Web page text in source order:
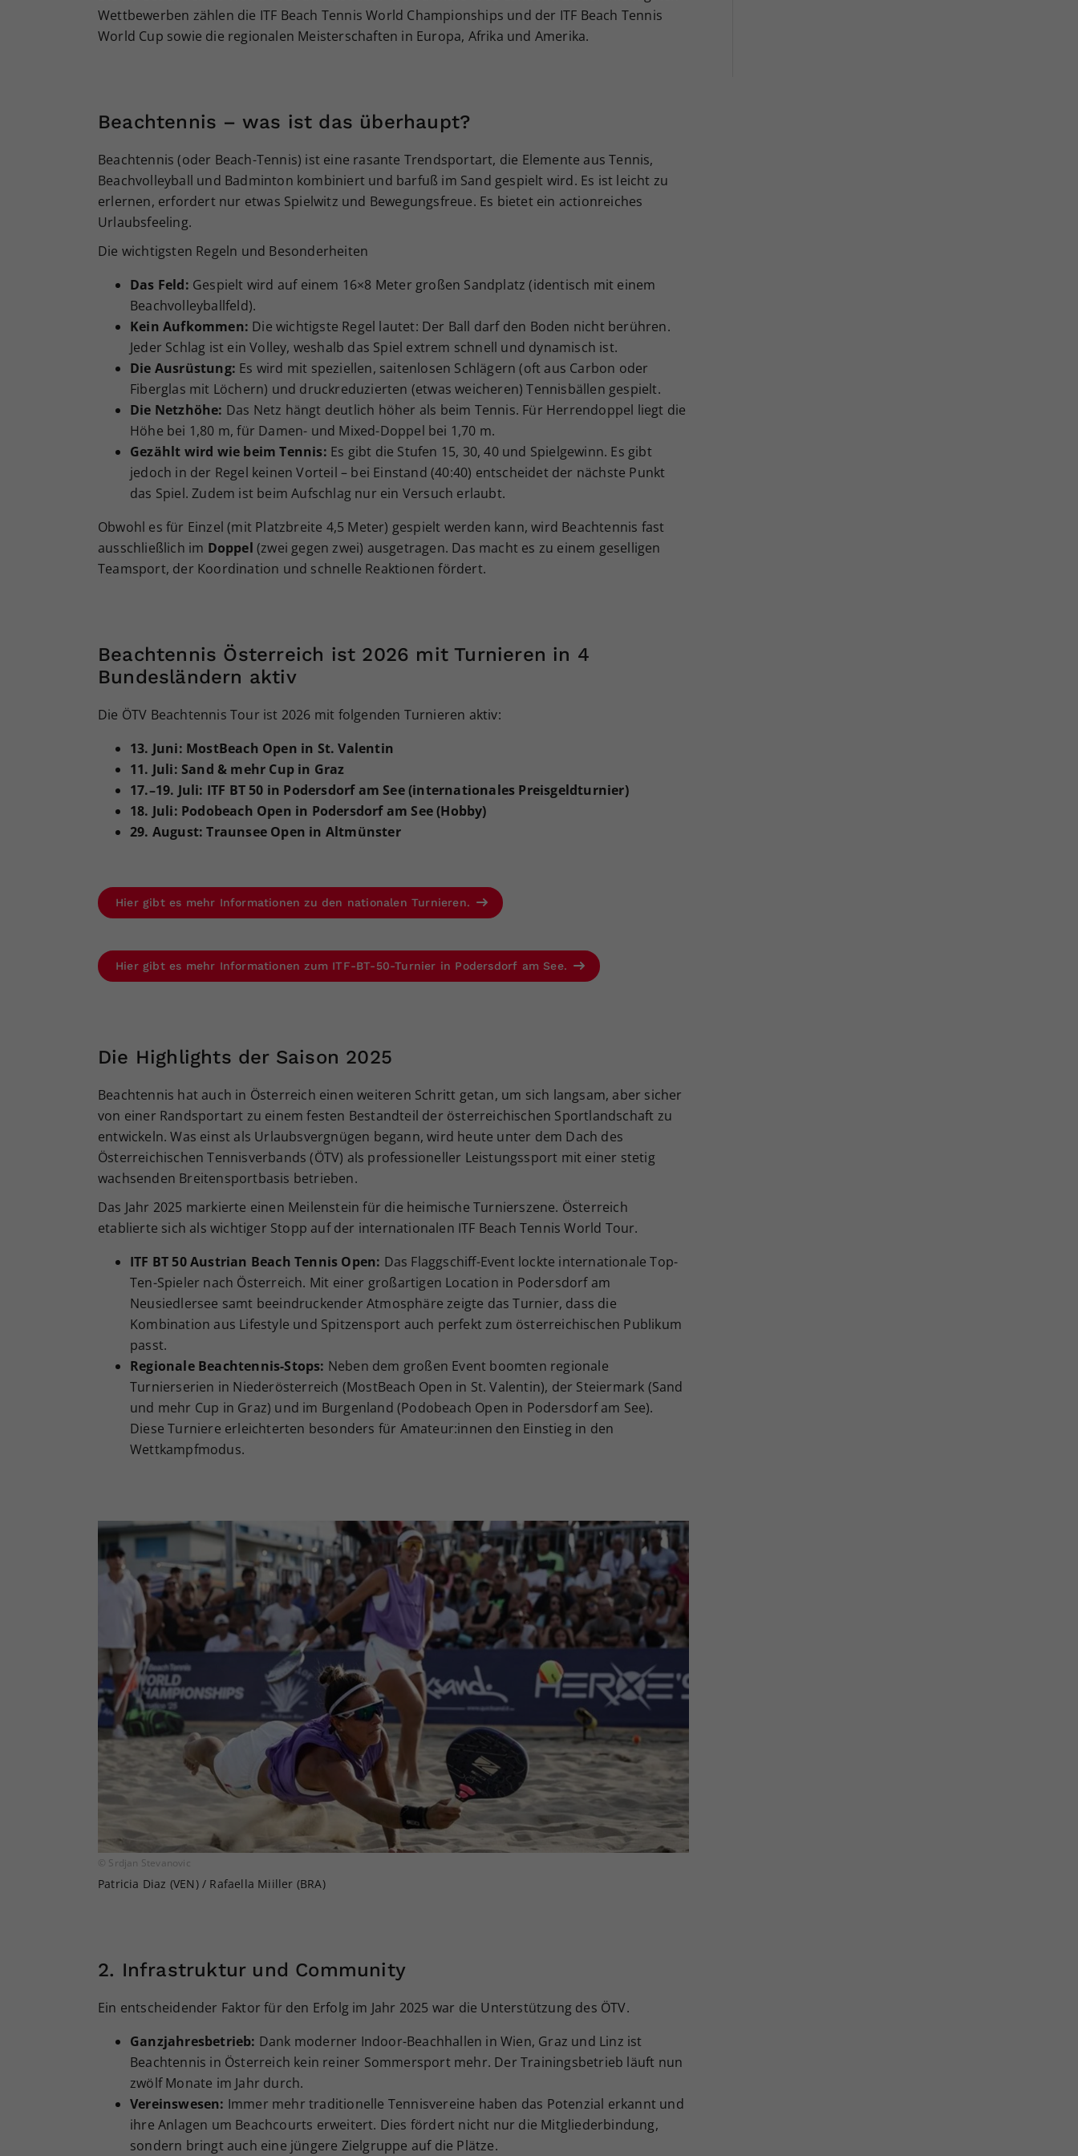
Wettbewerben zählen die ITF Beach Tennis World Championships und der ITF Beach Tennis
World Cup sowie die regionalen Meisterschaften in Europa, Afrika und Amerika.
Beachtennis – was ist das überhaupt?
Beachtennis (oder Beach-Tennis) ist eine rasante Trendsportart, die Elemente aus Tennis,
Beachvolleyball und Badminton kombiniert und barfuß im Sand gespielt wird. Es ist leicht zu
erlernen, erfordert nur etwas Spielwitz und Bewegungsfreue. Es bietet ein actionreiches
Urlaubsfeeling.
Die wichtigsten Regeln und Besonderheiten
Das Feld: Gespielt wird auf einem 16×8 Meter großen Sandplatz (identisch mit einem
Beachvolleyballfeld).
Kein Aufkommen: Die wichtigste Regel lautet: Der Ball darf den Boden nicht berühren.
Jeder Schlag ist ein Volley, weshalb das Spiel extrem schnell und dynamisch ist.
Die Ausrüstung: Es wird mit speziellen, saitenlosen Schlägern (oft aus Carbon oder
Fiberglas mit Löchern) und druckreduzierten (etwas weicheren) Tennisbällen gespielt.
Die Netzhöhe: Das Netz hängt deutlich höher als beim Tennis. Für Herrendoppel liegt die
Höhe bei 1,80 m, für Damen- und Mixed-Doppel bei 1,70 m.
Gezählt wird wie beim Tennis: Es gibt die Stufen 15, 30, 40 und Spielgewinn. Es gibt
jedoch in der Regel keinen Vorteil – bei Einstand (40:40) entscheidet der nächste Punkt
das Spiel. Zudem ist beim Aufschlag nur ein Versuch erlaubt.
Obwohl es für Einzel (mit Platzbreite 4,5 Meter) gespielt werden kann, wird Beachtennis fast
ausschließlich im Doppel (zwei gegen zwei) ausgetragen. Das macht es zu einem geselligen
Teamsport, der Koordination und schnelle Reaktionen fördert.
Beachtennis Österreich ist 2026 mit Turnieren in 4
Bundesländern aktiv
Die ÖTV Beachtennis Tour ist 2026 mit folgenden Turnieren aktiv:
13. Juni: MostBeach Open in St. Valentin
11. Juli: Sand & mehr Cup in Graz
17.–19. Juli: ITF BT 50 in Podersdorf am See (internationales Preisgeldturnier)
18. Juli: Podobeach Open in Podersdorf am See (Hobby)
29. August: Traunsee Open in Altmünster
Hier gibt es mehr Informationen zu den nationalen Turnieren.
Hier gibt es mehr Informationen zum ITF-BT-50-Turnier in Podersdorf am See.
Die Highlights der Saison 2025
Beachtennis hat auch in Österreich einen weiteren Schritt getan, um sich langsam, aber sicher
von einer Randsportart zu einem festen Bestandteil der österreichischen Sportlandschaft zu
entwickeln. Was einst als Urlaubsvergnügen begann, wird heute unter dem Dach des
Österreichischen Tennisverbands (ÖTV) als professioneller Leistungssport mit einer stetig
wachsenden Breitensportbasis betrieben.
Das Jahr 2025 markierte einen Meilenstein für die heimische Turnierszene. Österreich
etablierte sich als wichtiger Stopp auf der internationalen ITF Beach Tennis World Tour.
ITF BT 50 Austrian Beach Tennis Open: Das Flaggschiff-Event lockte internationale Top-
Ten-Spieler nach Österreich. Mit einer großartigen Location in Podersdorf am
Neusiedlersee samt beeindruckender Atmosphäre zeigte das Turnier, dass die
Kombination aus Lifestyle und Spitzensport auch perfekt zum österreichischen Publikum
passt.
Regionale Beachtennis-Stops: Neben dem großen Event boomten regionale
Turnierserien in Niederösterreich (MostBeach Open in St. Valentin), der Steiermark (Sand
und mehr Cup in Graz) und im Burgenland (Podobeach Open in Podersdorf am See).
Diese Turniere erleichterten besonders für Amateur:innen den Einstieg in den
Wettkampfmodus.
© Srdjan Stevanovic
Patricia Diaz (VEN) / Rafaella Miiller (BRA)
2. Infrastruktur und Community
Ein entscheidender Faktor für den Erfolg im Jahr 2025 war die Unterstützung des ÖTV.
Ganzjahresbetrieb: Dank moderner Indoor-Beachhallen in Wien, Graz und Linz ist
Beachtennis in Österreich kein reiner Sommersport mehr. Der Trainingsbetrieb läuft nun
zwölf Monate im Jahr durch.
Vereinswesen: Immer mehr traditionelle Tennisvereine haben das Potenzial erkannt und
ihre Anlagen um Beachcourts erweitert. Dies fördert nicht nur die Mitgliederbindung,
sondern bringt auch eine jüngere Zielgruppe auf die Plätze.
Ihrer vorgenommen Einstellungen, falls der
Webseiten-Betreiber dies eingestellt hat.